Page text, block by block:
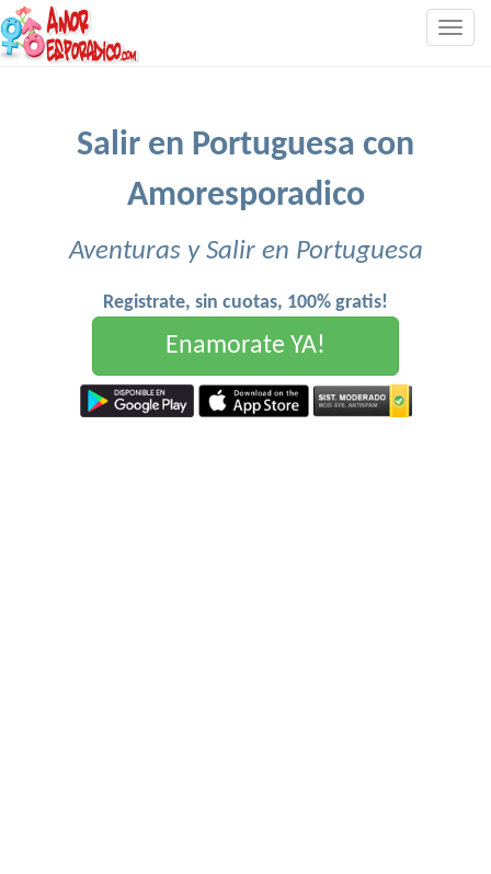
Salir en Portuguesa con
Amoresporadico
Aventuras y Salir en Portuguesa
Registrate, sin cuotas, 100% gratis!
Enamorate YA!